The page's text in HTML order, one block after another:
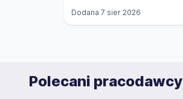
Dodana 7 sier 2026
Polecani pracodawcy